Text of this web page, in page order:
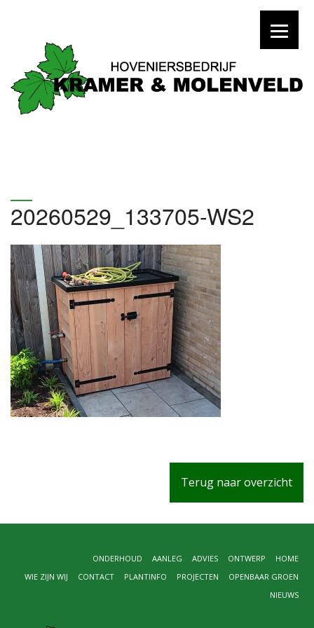
20260529_133705-WS2
Terug naar overzicht
HOME
ONTWERP
ADVIES
AANLEG
ONDERHOUD
OPENBAAR GROEN
PROJECTEN
PLANTINFO
CONTACT
WIE ZIJN WIJ
NIEUWS